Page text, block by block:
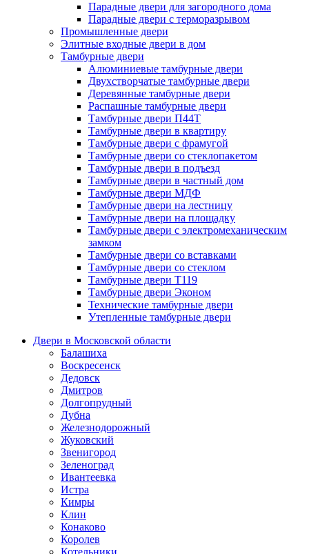
Парадные двери для загородного дома
Парадные двери с терморазрывом
Промышленные двери
Элитные входные двери в дом
Тамбурные двери
Алюминиевые тамбурные двери
Двухстворчатые тамбурные двери
Деревянные тамбурные двери
Распашные тамбурные двери
Тамбурные двери П44Т
Тамбурные двери в квартиру
Тамбурные двери с фрамугой
Тамбурные двери со стеклопакетом
Тамбурные двери в подъезд
Тамбурные двери в частный дом
Тамбурные двери МДФ
Тамбурные двери на лестницу
Тамбурные двери на площадку
Тамбурные двери с электромеханическим
замком
Тамбурные двери со вставками
Тамбурные двери со стеклом
Тамбурные двери Т119
Тамбурные двери Эконом
Технические тамбурные двери
Утепленные тамбурные двери
Двери в Московской области
Балашиха
Воскресенск
Дедовск
Дмитров
Долгопрудный
Дубна
Железнодорожный
Жуковский
Звенигород
Зеленоград
Ивантеевка
Истра
Кимры
Клин
Конаково
Королев
Котельники